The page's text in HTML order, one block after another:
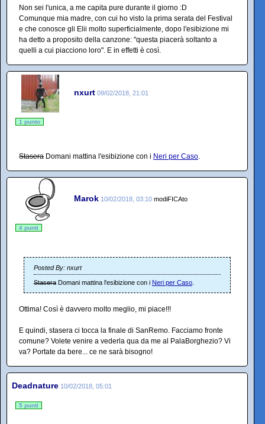
Non sei l'unica, a me capita pure durante il giorno :D
Comunque mia madre, con cui ho visto la prima serata del Festival
e che conosce gli Elii molto superficialmente, dopo l'esibizione mi
ha detto a proposito della canzone: "questa piacerà soltanto a
quelli a cui piacciono loro". E in effetti è così.
nxurt 09/02/2018, 21:01
1 punto
Stasera Domani mattina l'esibizione con i Neri per Caso.
Marok 10/02/2018, 03:10 modiFICAto
4 punti
Posted By: nxurt
Stasera Domani mattina l'esibizione con i Neri per Caso
Ottima! Così è davvero molto meglio, mi piace!!!
E quindi, stasera ci tocca la finale di SanRemo. Facciamo fronte
comune? Volete venire a vederla qua da me al PalaBorghezio? Vi
va? Portate da bere... ce ne sarà bisogno!
Deadnature 10/02/2018, 05:01
5 punti